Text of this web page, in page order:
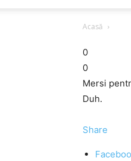
Acasă
0
0
Mersi
Duh.
Share